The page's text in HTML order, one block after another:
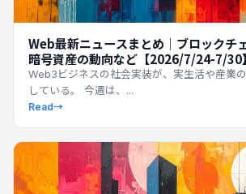
Web最新ニュースまとめ｜ブロックチ
暗号資産の動向など【2026/7/24-7/30】
Web3ビジネスの社会実装が、実生活や産業
している。 今週は、...
Read→